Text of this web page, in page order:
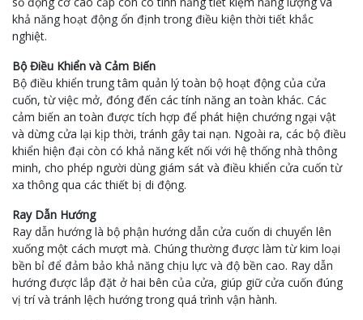
khả năng hoạt động ổn định trong điều kiện thời tiết khắc
nghiệt.
Bộ Điều Khiển và Cảm Biến
Bộ điều khiển trung tâm quản lý toàn bộ hoạt động của cửa
cuốn, từ việc mở, đóng đến các tính năng an toàn khác. Các
cảm biến an toàn được tích hợp để phát hiện chướng ngại vật
và dừng cửa lại kịp thời, tránh gây tai nạn. Ngoài ra, các bộ điều
khiển hiện đại còn có khả năng kết nối với hệ thống nhà thông
minh, cho phép người dùng giám sát và điều khiển cửa cuốn từ
xa thông qua các thiết bị di động.
Ray Dẫn Hướng
Ray dẫn hướng là bộ phận hướng dẫn cửa cuốn di chuyển lên
xuống một cách mượt mà. Chúng thường được làm từ kim loại
bền bỉ để đảm bảo khả năng chịu lực và độ bền cao. Ray dẫn
hướng được lắp đặt ở hai bên của cửa, giúp giữ cửa cuốn đúng
vị trí và tránh lệch hướng trong quá trình vận hành.